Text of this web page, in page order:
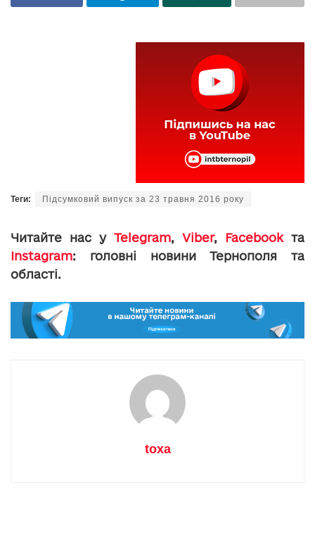
Теги: Підсумковий випуск за 23 травня 2016 року
Читайте нас у Telegram, Viber, Facebookта
Instagram: головні новини Тернополя та
області.
toxa